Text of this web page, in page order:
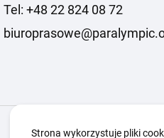
Tel: +48 22 824 08 72
Igrzyska Paralimpijskie
Strona wykorzystuje pliki